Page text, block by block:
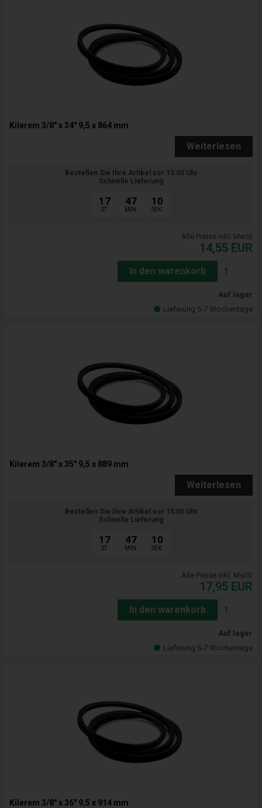
Kilerem 3/8" x 34" 9,5 x 864 mm
Weiterlesen
Bestellen Sie Ihre Artikel vor 15:00 Uhr
Schnelle Lieferung
17
ST.
47
MIN.
09
SEK.
Alle Preise inkl. MwSt
14,55 EUR
In den warenkorb
Auf lager
Lieferung 5-7 Wochentage
Kilerem 3/8" x 35" 9,5 x 889 mm
Weiterlesen
Bestellen Sie Ihre Artikel vor 15:00 Uhr
Schnelle Lieferung
17
ST.
47
MIN.
09
SEK.
Alle Preise inkl. MwSt
17,95 EUR
In den warenkorb
Auf lager
Lieferung 5-7 Wochentage
Kilerem 3/8" x 36" 9,5 x 914 mm